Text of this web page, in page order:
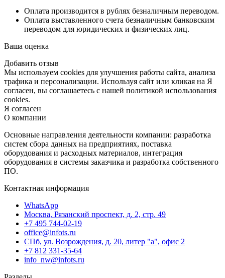
Оплата производится в рублях безналичным переводом.
Оплата выставленного счета безналичным банковским
переводом для юридических и физических лиц.
Ваша оценка
Добавить отзыв
Мы используем cookies для улучшения работы сайта, анализа
трафика и персонализации. Используя сайт или кликая на Я
согласен, вы соглашаетесь с нашей политикой использования
cookies.
Я согласен
О компании
Основные направления деятельности компании: разработка
систем сбора данных на предприятиях, поставка
оборудования и расходных материалов, интеграция
оборудования в системы заказчика и разработка собственного
ПО.
Контактная информация
WhatsApp
Москва, Рязанский проспект, д. 2, стр. 49
+7 495 744-02-19
office@infots.ru
СПб, ул. Возрождения, д. 20, литер "a", офис 2
+7 812 331-35-64
info_nw@infots.ru